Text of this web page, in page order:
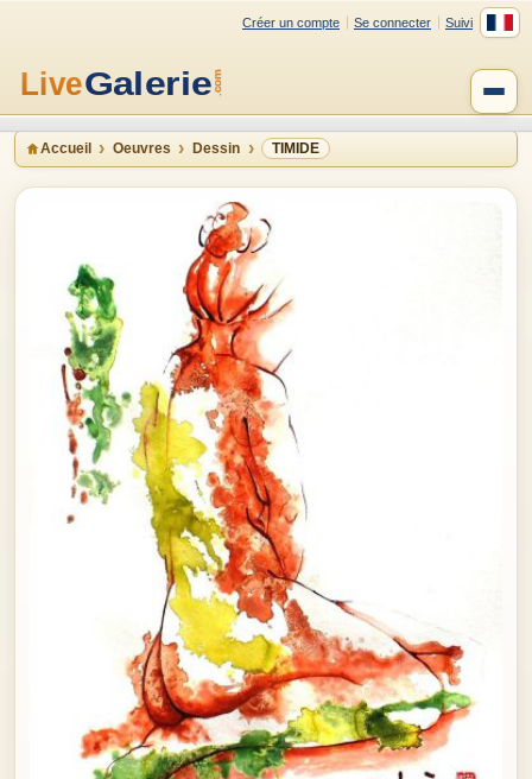
Créer un compte Se connecter Suivi
Accueil Oeuvres Dessin TIMIDE